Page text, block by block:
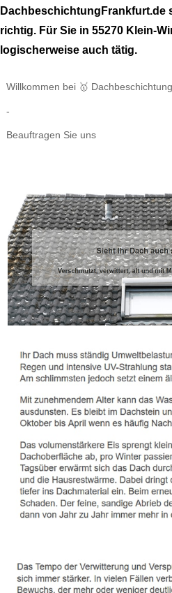
DachbeschichtungFrankfurt.de
richtig. Für Sie in 55270 Klein-
logischerweise auch tätig.
Willkommen bei 🥇
-
Beauftragen Sie uns